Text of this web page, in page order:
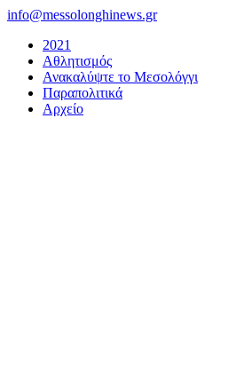
Μετάβαση
περιεχόμενο
info@messolonghinews.gr
2021
Αθλητισμός
Ανακαλύψτε το Μεσολόγγι
Παραπολιτικά
Αρχείο